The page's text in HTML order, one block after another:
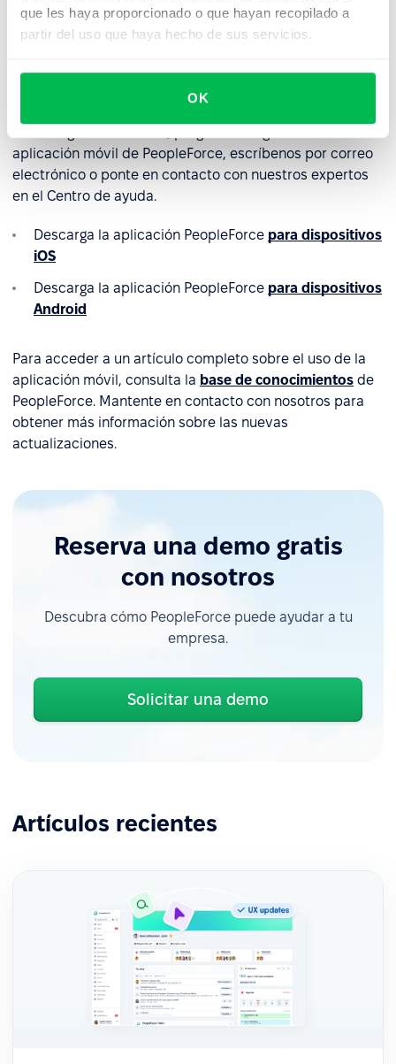
que les haya proporcionado o que hayan recopilado a
partir del uso que haya hecho de sus servicios.
OK
nuevas funciones de la aplicación y gustosamente los
aplicación móvil de PeopleForce, escríbenos por correo
electrónico o ponte en contacto con nuestros expertos
en el Centro de ayuda.
Descarga la aplicación PeopleForce para dispositivos
iOS
Descarga la aplicación PeopleForce para dispositivos
Android
Para acceder a un artículo completo sobre el uso de la
aplicación móvil, consulta la base de conocimientos de
PeopleForce. Mantente en contacto con nosotros para
obtener más información sobre las nuevas
actualizaciones.
Reserva una demo gratis
con nosotros
Descubra cómo PeopleForce puede ayudar a tu
empresa.
Solicitar una demo
Artículos recientes